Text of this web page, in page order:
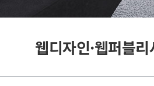
웹디자인·웹퍼블리